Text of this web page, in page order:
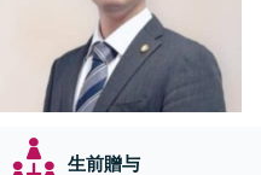
生前贈与